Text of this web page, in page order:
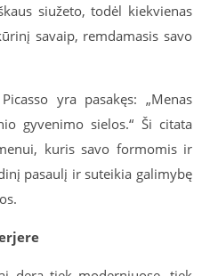
siužeto, todėl kiekvienas
savaip, remdamasis savo
yra pasakęs: „Menas
gyvenimo sielos.“ Ši citata
kuris savo formomis ir
pasaulį ir suteikia galimybę